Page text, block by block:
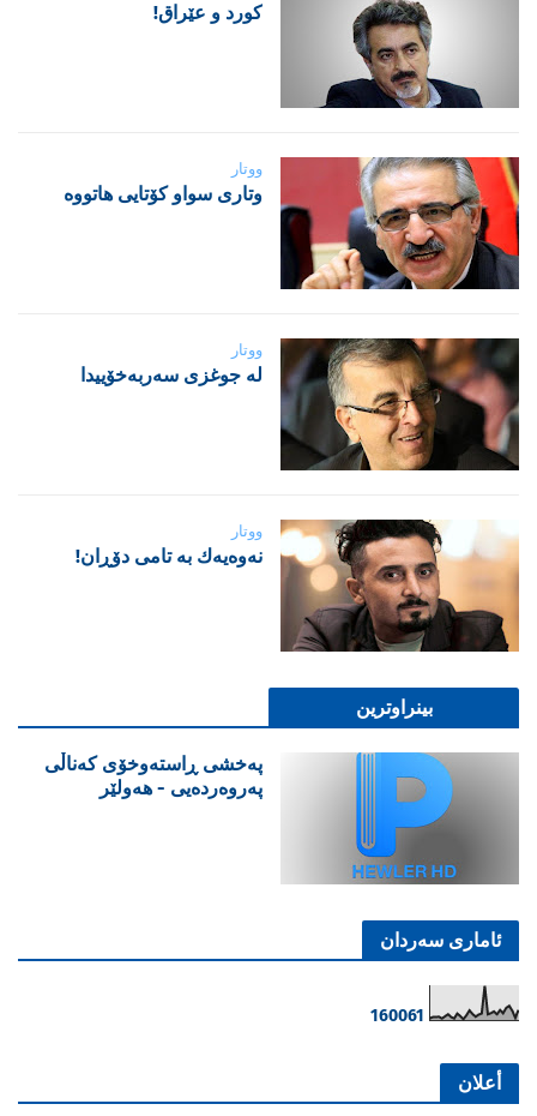
‌كورد و عێراق!
ووتار
‌وتاری سواو کۆتایی هاتووە
ووتار
لە جوغزی سەربەخۆییدا
ووتار
نه‌وه‌یه‌ك به‌ تامی دۆڕان!
بینراوترین
پەخشی ڕاستەوخۆی کەناڵی
پەروەردەیی - هەولێر
ئاماری سەردان
160061
أعلان